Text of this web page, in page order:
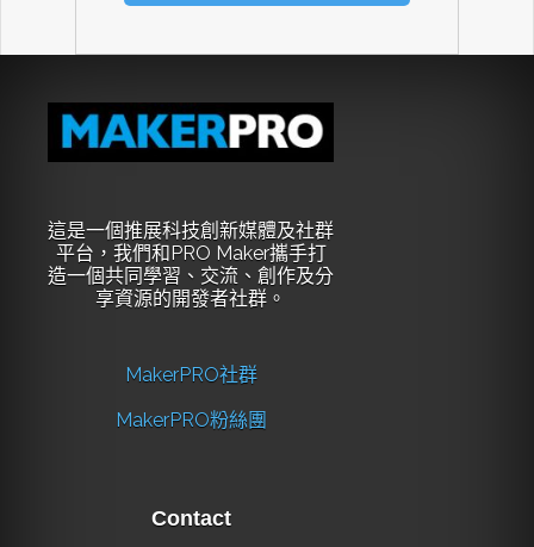
這是一個推展科技創新媒體及社群
平台，我們和PRO Maker攜手打
造一個共同學習、交流、創作及分
享資源的開發者社群。
MakerPRO社群
MakerPRO粉絲團
Contact